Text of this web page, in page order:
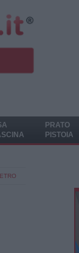
PRATO
PISTOIA